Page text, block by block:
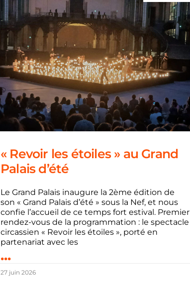
« Revoir les étoiles » au Grand
Palais d’été
Le Grand Palais inaugure la 2ème édition de
son « Grand Palais d’été » sous la Nef, et nous
confie l’accueil de ce temps fort estival. Premier
rendez-vous de la programmation : le spectacle
circassien « Revoir les étoiles », porté en
partenariat avec les
...
27 juin 2026